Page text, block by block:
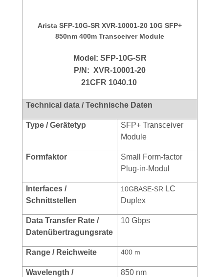
Arista SFP-10G-SR XVR-10001-20 10G SFP+
850nm 400m Transceiver Module
Model: SFP-10G-SR
P/N: XVR-10001-20
21CFR 1040.10
Technical data / Technische Daten
Type / Gerätetyp
SFP+ Transceiver
Module
Formfaktor
Small Form-factor
Plug-in-Modul
Interfaces /
Schnittstellen
10GBASE-SR LC
Duplex
Data Transfer Rate /
Datenübertragungsrate
10 Gbps
Range / Reichweite 400 m
Wavelength /
850 nm